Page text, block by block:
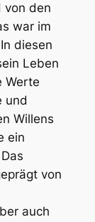
von den
war im
diesen
Leben
Werte
und
Willens
ein
von
auch